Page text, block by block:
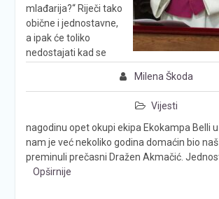
Milena Škoda
Vijesti
mlađarija?“ Riječi tako
obične i jednostavne,
a ipak će toliko
nedostajati kad se
nagodinu opet okupi ekipa Ekokampa Belli
nam je već nekoliko godina domaćin bio
preminuli prečasni Dražen Akmačić.
Opširnije